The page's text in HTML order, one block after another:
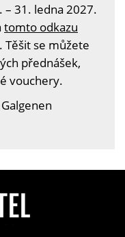
31. ledna 2027.
tomto odkazu
se můžete
přednášek,
vouchery.